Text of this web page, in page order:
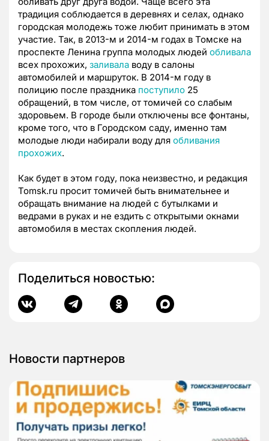
традиция соблюдается в деревнях и селах, однако
городская молодежь тоже любит принимать в этом
участие. Так, в 2013-м и 2014-м годах в Томске на
проспекте Ленина группа молодых людей обливала
всех прохожих, заливала воду в салоны
автомобилей и маршруток. В 2014-м году в
полицию после праздника поступило 25
обращений, в том числе, от томичей со слабым
здоровьем. В городе были отключены все фонтаны,
кроме того, что в Городском саду, именно там
молодые люди набирали воду для обливания
прохожих.
Как будет в этом году, пока неизвестно, и редакция
Tomsk.ru просит томичей быть внимательнее и
обращать внимание на людей с бутылками и
ведрами в руках и не ездить с открытыми окнами
автомобиля в местах скопления людей.
Поделиться новостью:
Новости партнеров